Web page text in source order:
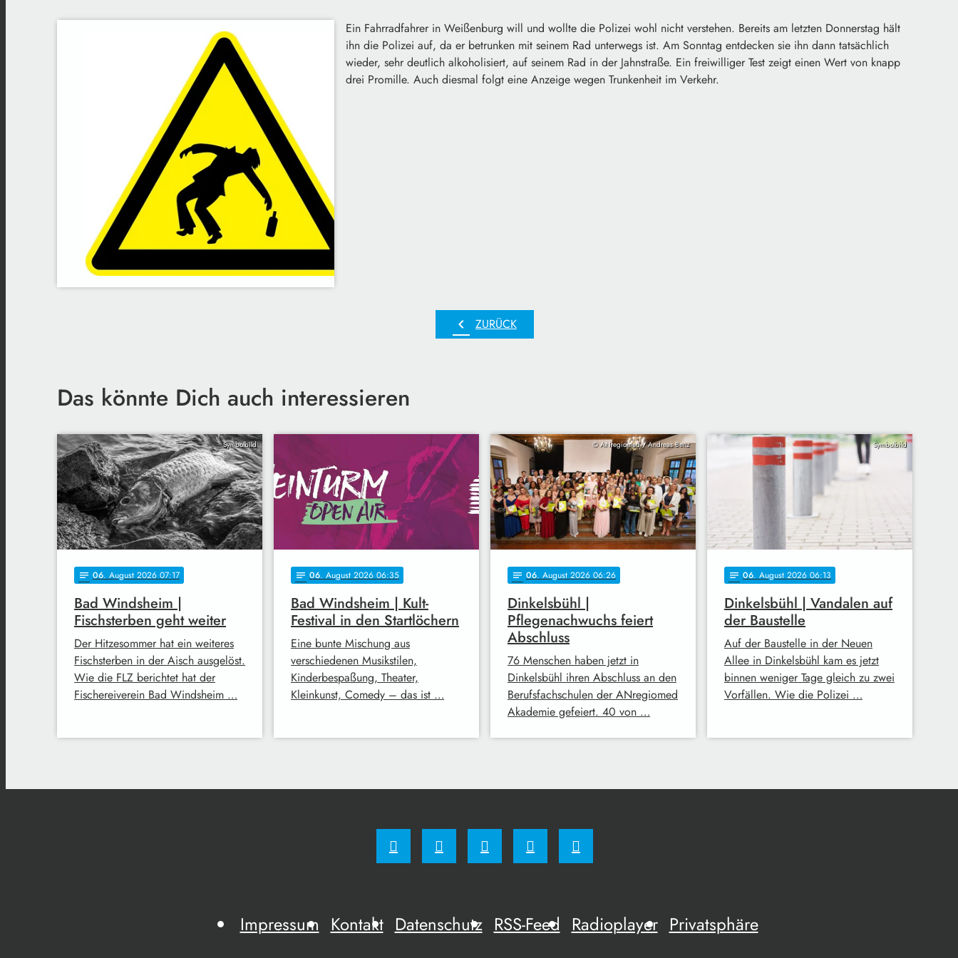
Ein Fahrradfahrer in Weißenburg will und wollte die Polizei wohl nicht verstehen. Bereits am letzten Donnerstag hält
ihn die Polizei auf, da er betrunken mit seinem Rad unterwegs ist. Am Sonntag entdecken sie ihn dann tatsächlich
wieder, sehr deutlich alkoholisiert, auf seinem Rad in der Jahnstraße. Ein freiwilliger Test zeigt einen Wert von knapp
drei Promille. Auch diesmal folgt eine Anzeige wegen Trunkenheit im Verkehr.
chevron_left ZURÜCK
Das könnte Dich auch interessieren
Symbolbild
notes 06. August 2026 07:17
Bad Windsheim |
Fischsterben geht weiter
Der Hitzesommer hat ein weiteres
Fischsterben in der Aisch ausgelöst.
Wie die FLZ berichtet hat der
Fischereiverein Bad Windsheim …
notes 06. August 2026 06:35
Bad Windsheim | Kult-
Festival in den Startlöchern
Eine bunte Mischung aus
verschiedenen Musikstilen,
Kinderbespaßung, Theater,
Kleinkunst, Comedy – das ist …
© ANregiomed / Andreas Benz
notes 06. August 2026 06:26
Dinkelsbühl |
Pflegenachwuchs feiert
Abschluss
76 Menschen haben jetzt in
Dinkelsbühl ihren Abschluss an den
Berufsfachschulen der ANregiomed
Akademie gefeiert. 40 von …
Symbolbild
notes 06. August 2026 06:13
Dinkelsbühl | Vandalen auf
der Baustelle
Auf der Baustelle in der Neuen
Allee in Dinkelsbühl kam es jetzt
binnen weniger Tage gleich zu zwei
Vorfällen. Wie die Polizei …
Impressum Kontakt Datenschutz RSS-Feed Radioplayer Privatsphäre